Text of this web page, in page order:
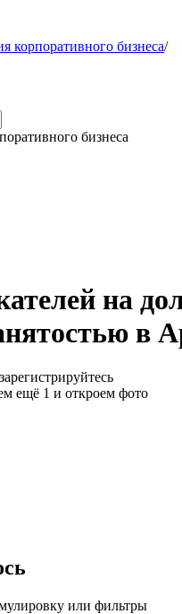
корпоративного бизнеса/
бизнеса
на
в
ещё 1 и откроем фото
или фильтры